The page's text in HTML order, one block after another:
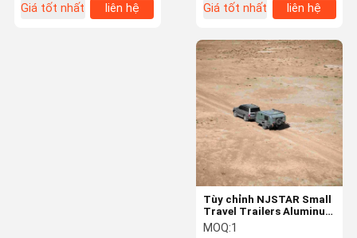
Video Về Chúng Tôi
Giá tốt nhất
liên hệ
Giá tốt nhất
liên hệ
Tùy chỉnh NJSTAR Small
Travel Trailers Aluminum
Off Road Camper Trailer
MOQ:1